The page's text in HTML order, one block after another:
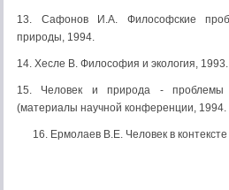
13. Сафонов И.А. Философские
природы, 1994.
14. Хесле В. Философия и экология, 1993.
15. Человек и природа - проблемы
(материалы научной конференции, 1994.
16. Ермолаев В.Е. Человек в